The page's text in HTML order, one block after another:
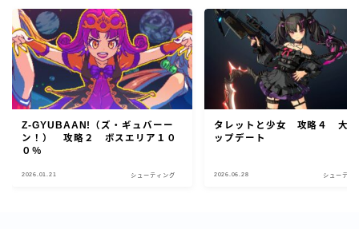
Z-GYUBAAN!（ズ・ギュバーー
ン！） 攻略２ ボスエリア１０
０％
2026.01.21 シューティング
タレットと少女 攻略４ 大
ップデート
2026.06.28 シューティ